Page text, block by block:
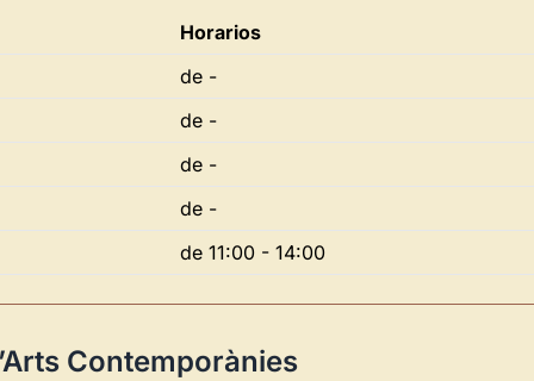
Horarios
de -
de -
de -
de -
de 11:00 - 14:00
Contemporànies
Novedad: Tu Panel
centro de control para gestionar
Administra tu Espacio de Arte
Sigue las visitas de tus obras